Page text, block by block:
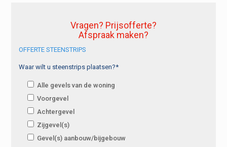
Vragen? Prijsofferte?
Afspraak maken?
OFFERTE STEENSTRIPS
Waar wilt u steenstrips plaatsen?*
Alle gevels van de woning
Voorgevel
Achtergevel
Zijgevel(s)
Gevel(s) aanbouw/bijgebouw